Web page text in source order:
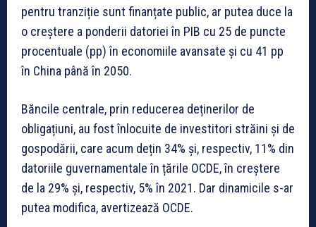
pentru tranziție sunt finanțate public, ar putea duce la
o creștere a ponderii datoriei în PIB cu 25 de puncte
procentuale (pp) în economiile avansate și cu 41 pp
în China până în 2050.
Băncile centrale, prin reducerea deținerilor de
obligațiuni, au fost înlocuite de investitori străini și de
gospodării, care acum dețin 34% și, respectiv, 11% din
datoriile guvernamentale în țările OCDE, în creștere
de la 29% și, respectiv, 5% în 2021. Dar dinamicile s-ar
putea modifica, avertizează OCDE.